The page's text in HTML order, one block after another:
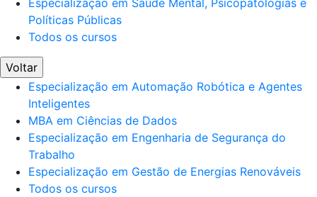
Especialização em Saúde Mental, Psicopatologias e
Políticas Públicas
Todos os cursos
Voltar
Especialização em Automação Robótica e Agentes
Inteligentes
MBA em Ciências de Dados
Especialização em Engenharia de Segurança do
Trabalho
Especialização em Gestão de Energias Renováveis
Todos os cursos